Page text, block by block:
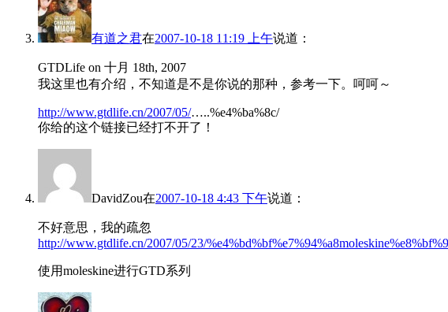
有道之君在2007-10-18 11:19 上午说道：
GTDLife on 十月 18th, 2007
我这里也有介绍，不知道是不是你说的那种，参考一下。呵呵～
http://www.gtdlife.cn/2007/05/…..%e4%ba%8c/
你给的这个链接已经打不开了！
DavidZou在2007-10-18 4:43 下午说道：
不好意思，我的疏忽
http://www.gtdlife.cn/2007/05/23/
使用moleskine进行GTD系列